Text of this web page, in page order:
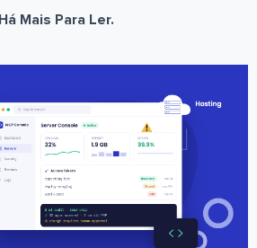
Há Mais Para Ler.